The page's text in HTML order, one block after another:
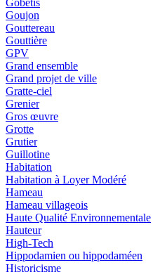
Gobetis
Goujon
Gouttereau
Gouttière
GPV
Grand ensemble
Grand projet de ville
Gratte-ciel
Grenier
Gros œuvre
Grotte
Grutier
Guillotine
Habitation
Habitation à Loyer Modéré
Hameau
Hameau villageois
Haute Qualité Environnementale
Hauteur
High-Tech
Hippodamien ou hippodaméen
Historicisme